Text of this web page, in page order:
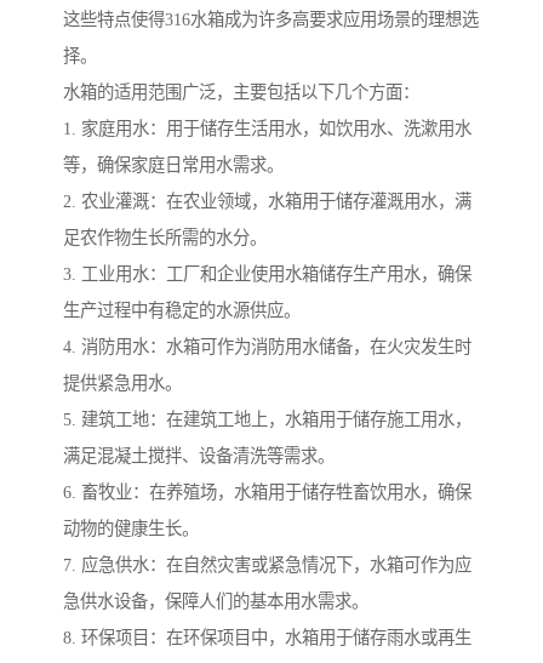
这些特点使得316水箱成为许多高要求应用场景的理想选
择。
水箱的适用范围广泛，主要包括以下几个方面：
1. 家庭用水：用于储存生活用水，如饮用水、洗漱用水
等，确保家庭日常用水需求。
2. 农业灌溉：在农业领域，水箱用于储存灌溉用水，满
足农作物生长所需的水分。
3. 工业用水：工厂和企业使用水箱储存生产用水，确保
生产过程中有稳定的水源供应。
4. 消防用水：水箱可作为消防用水储备，在火灾发生时
提供紧急用水。
5. 建筑工地：在建筑工地上，水箱用于储存施工用水，
满足混凝土搅拌、设备清洗等需求。
6. 畜牧业：在养殖场，水箱用于储存牲畜饮用水，确保
动物的健康生长。
7. 应急供水：在自然灾害或紧急情况下，水箱可作为应
急供水设备，保障人们的基本用水需求。
8. 环保项目：在环保项目中，水箱用于储存雨水或再生